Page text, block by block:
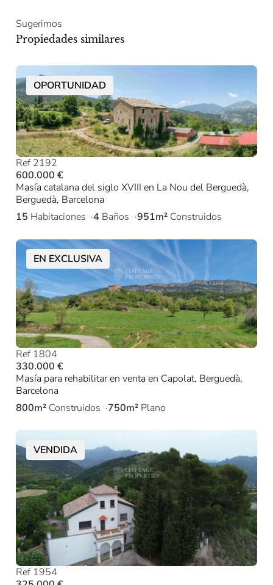
Sugerimos
Propiedades similares
OPORTUNIDAD
Ref 2192
600.000 €
Masía catalana del siglo XVIII en La Nou del Berguedà,
Berguedà, Barcelona
15 Habitaciones 4 Baños 951m² Construidos
EN EXCLUSIVA
Ref 1804
330.000 €
Masía para rehabilitar en venta en Capolat, Berguedà,
Barcelona
800m² Construidos 750m² Plano
VENDIDA
Ref 1954